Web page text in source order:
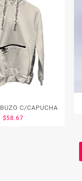
HDY UMB BUZO C/CAPUCHA
$58.67